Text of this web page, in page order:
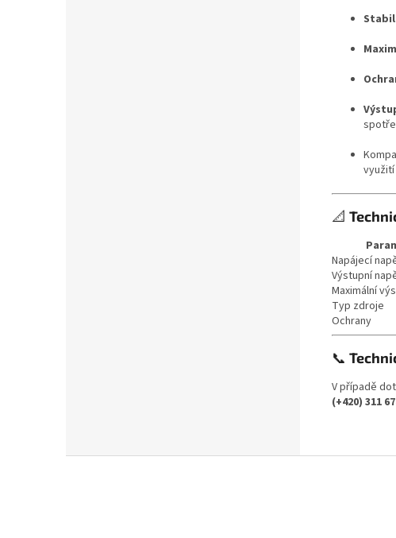
využití
📐
Napájecí
Výstupní
Maximální
Typ zdroje
Ochrany
📞
V případě
(+420) 311